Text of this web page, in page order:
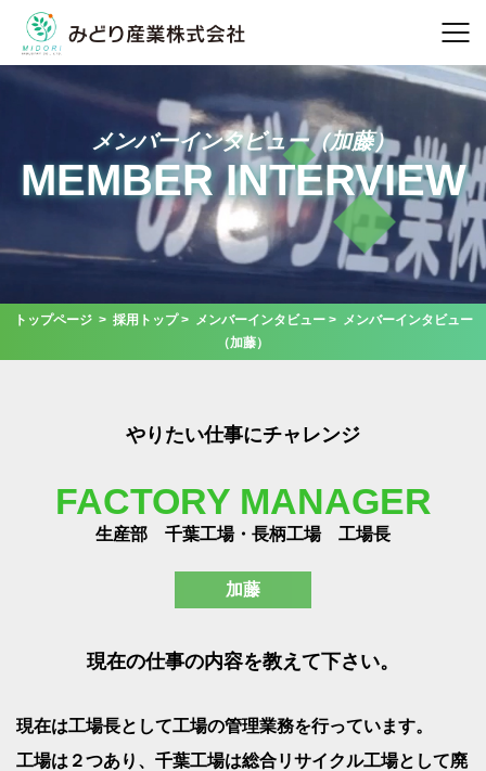
メンバーインタビュー（加藤）
MEMBER INTERVIEW
トップページ> 採用トップ> メンバーインタビュー> メンバーインタビュー
（加藤）
やりたい仕事にチャレンジ
FACTORY MANAGER
生産部 千葉工場・長柄工場 工場長
加藤
現在の仕事の内容を教えて下さい。
現在は工場長として工場の管理業務を行っています。
工場は２つあり、千葉工場は総合リサイクル工場として廃